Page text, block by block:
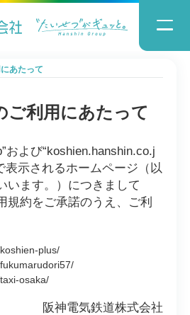
あたって
ご利用にあたって
および“koshien.hanshin.co.j
表示されるホームページ（以
います。）につきまして
規約をご承諾のうえ、ご利
plus/
osaka/
阪神電気鉄道株式会社